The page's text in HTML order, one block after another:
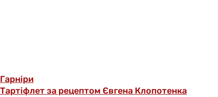
Гарніри
Тартіфлет за рецептом Євгена Клопотенка